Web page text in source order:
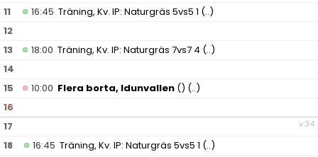
11
16:45 Träning, Kv. IP: Naturgräs 5vs5 1 (..)
12
13
18:00 Träning, Kv. IP: Naturgräs 7vs7 4 (..)
14
15
10:00 Flera borta, Idunvallen () (..)
16
v.34
17
18
16:45 Träning, Kv. IP: Naturgräs 5vs5 1 (..)